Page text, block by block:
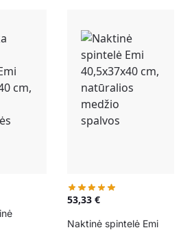
53,33€
Naktinė spintelė Emi